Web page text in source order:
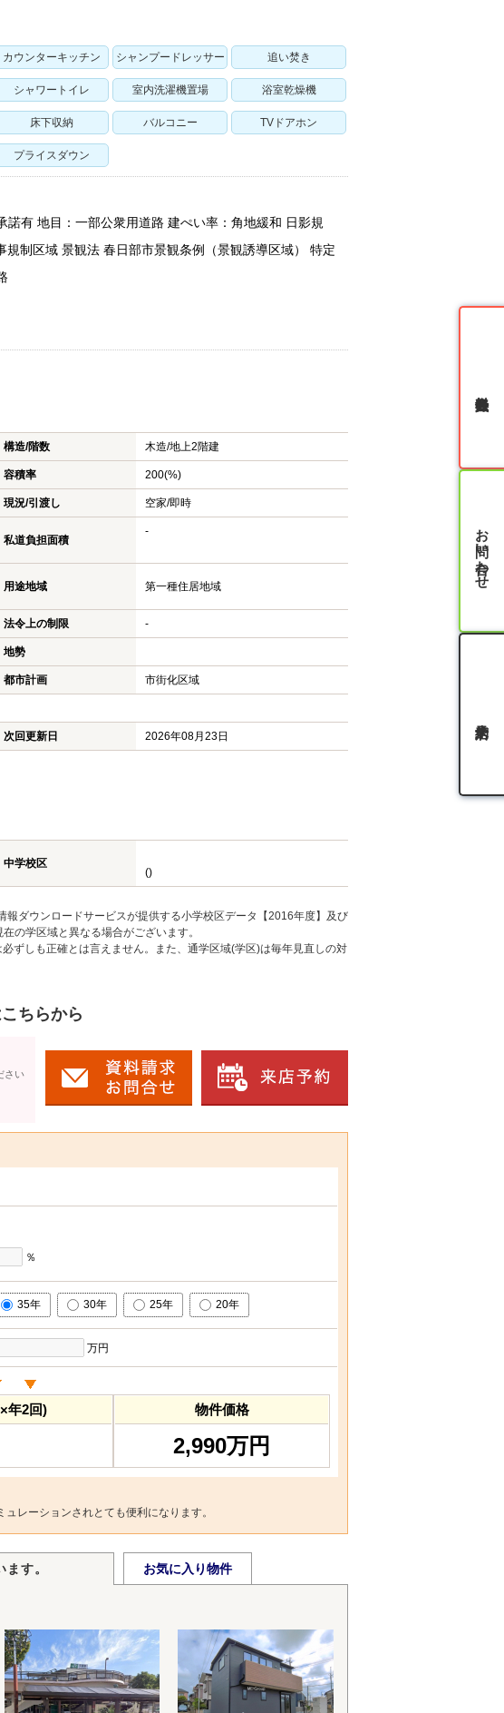
カウンターキッチン シャンプードレッサー 追い焚き
シャワートイレ 室内洗濯機置場 浴室乾燥機
床下収納 バルコニー TVドアホン
プライスダウン
有 地目：一部公衆用道路 建ぺい率：角地緩和 日影規
制区域 景観法 春日部市景観条例（景観誘導区域） 特定
構造/階数 木造/地上2階建
容積率 200(%)
現況/引渡し 空家/即時
私道負担面積
-
用途地域 第一種住居地域
法令上の制限 -
地勢
都市計画 市街化区域
次回更新日
2026年08月23日
中学校区
()
ダウンロードサービスが提供する小学校区データ【2016年度】及び
の学区域と異なる場合がございます。
ずしも正確とは言えません。また、通学区域(学区)は毎年見直しの対
ちらから
さい
％
35年 30年 25年 20年
万円
年2回) 物件価格
2,990万円
レーションされとても便利になります。
す。 お気に入り物件
お問い合わせ